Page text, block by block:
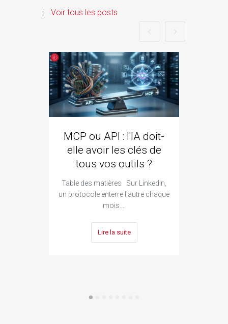
Voir tous les posts
MCP ou API : l'IA doit-
elle avoir les clés de
tous vos outils ?
Table des matières Sur LinkedIn,
un protocole enterre l'autre chaque
mois.…
Lire la suite